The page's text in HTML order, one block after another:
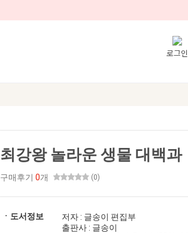
로그인
최강왕 놀라운 생물 대백과
구매후기 0개 (0)
ㆍ도서정보
저자 : 글송이 편집부
출판사 : 글송이